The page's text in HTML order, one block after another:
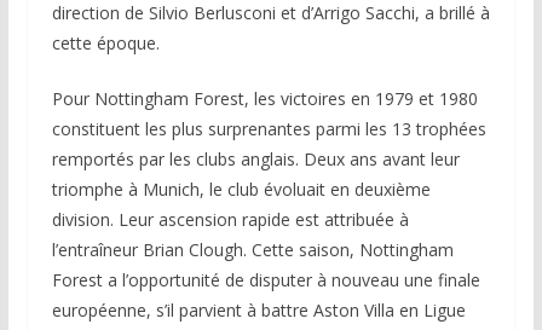
direction de Silvio Berlusconi et d’Arrigo Sacchi, a brillé à
cette époque.
Pour Nottingham Forest, les victoires en 1979 et 1980
constituent les plus surprenantes parmi les 13 trophées
remportés par les clubs anglais. Deux ans avant leur
triomphe à Munich, le club évoluait en deuxième
division. Leur ascension rapide est attribuée à
l’entraîneur Brian Clough. Cette saison, Nottingham
Forest a l’opportunité de disputer à nouveau une finale
européenne, s’il parvient à battre Aston Villa en Ligue